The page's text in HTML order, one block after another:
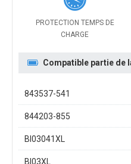
PROTECTION TEMPS DE
CHARGE
Compatible partie de
843537-541
844203-855
BI03041XL
BI03XL